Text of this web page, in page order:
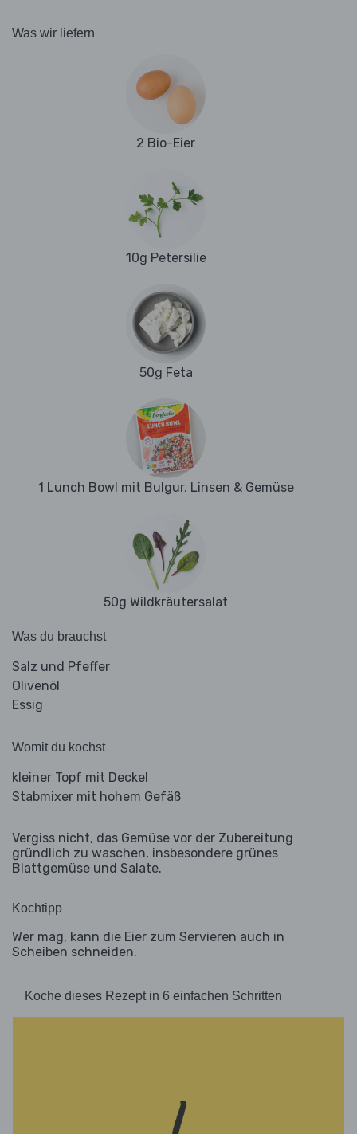
Was wir liefern
2 Bio-Eier
10g Petersilie
50g Feta
1 Lunch Bowl mit Bulgur, Linsen & Gemüse
50g Wildkräutersalat
Was du brauchst
Salz und Pfeffer
Olivenöl
Essig
Womit du kochst
kleiner Topf mit Deckel
Stabmixer mit hohem Gefäß
Vergiss nicht, das Gemüse vor der Zubereitung
gründlich zu waschen, insbesondere grünes
Blattgemüse und Salate.
Kochtipp
Wer mag, kann die Eier zum Servieren auch in
Scheiben schneiden.
Koche dieses Rezept in 6 einfachen Schritten